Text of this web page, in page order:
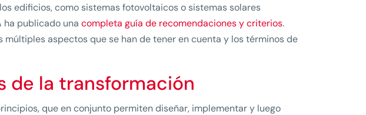
edificios, como sistemas fotovoltaicos o sistemas solares
ha publicado unacompleta guía de recomendaciones y criterios.
aspectos que se han de tener en cuenta y los términos de
de la transformación
que en conjunto permiten diseñar, implementar y luego